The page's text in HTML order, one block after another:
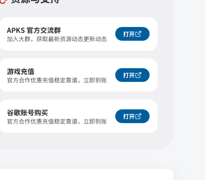
APKS 官方交流群
加入大群，获取最新资源动态更新动态
打开
游戏充值
官方合作优惠充值稳定靠谱，立即到账
打开
谷歌账号购买
官方合作优惠充值稳定靠谱，立即到账
打开